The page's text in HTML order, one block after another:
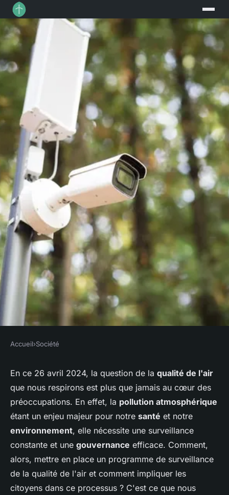
Comment établir un
programme efficace de
surveillance de la qualité de
l'air avec la participation des
citoyens ?
Accueil›Société
En ce 26 avril 2024, la question de la qualité de l'air
que nous respirons est plus que jamais au cœur des
préoccupations. En effet, la pollution atmosphérique
étant un enjeu majeur pour notre santé et notre
environnement, elle nécessite une surveillance
constante et une gouvernance efficace. Comment,
alors, mettre en place un programme de surveillance
de la qualité de l'air et comment impliquer les
citoyens dans ce processus ? C'est ce que nous